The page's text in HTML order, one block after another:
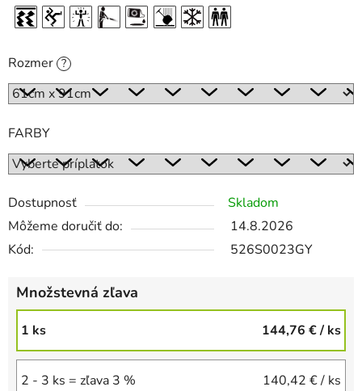
Rozmer ?
FARBY
Dostupnosť
Skladom
Môžeme doručiť do:
14.8.2026
Kód:
526S0023GY
Množstevná zľava
1 ks 144,76 €/ ks
2 - 3 ks = zľava 3 % 140,42 €/ ks